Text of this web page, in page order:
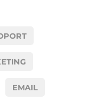
EMAIL